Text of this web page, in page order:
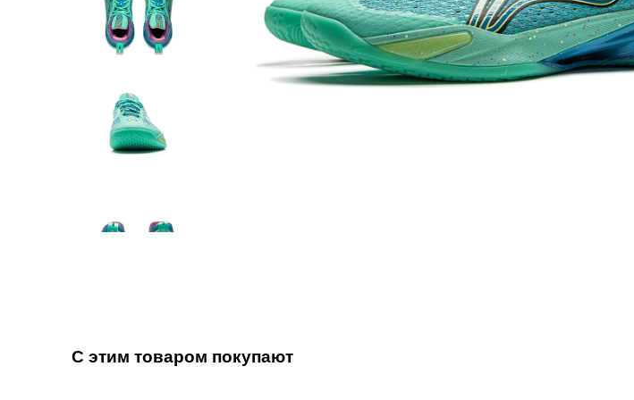
С этим товаром покупают